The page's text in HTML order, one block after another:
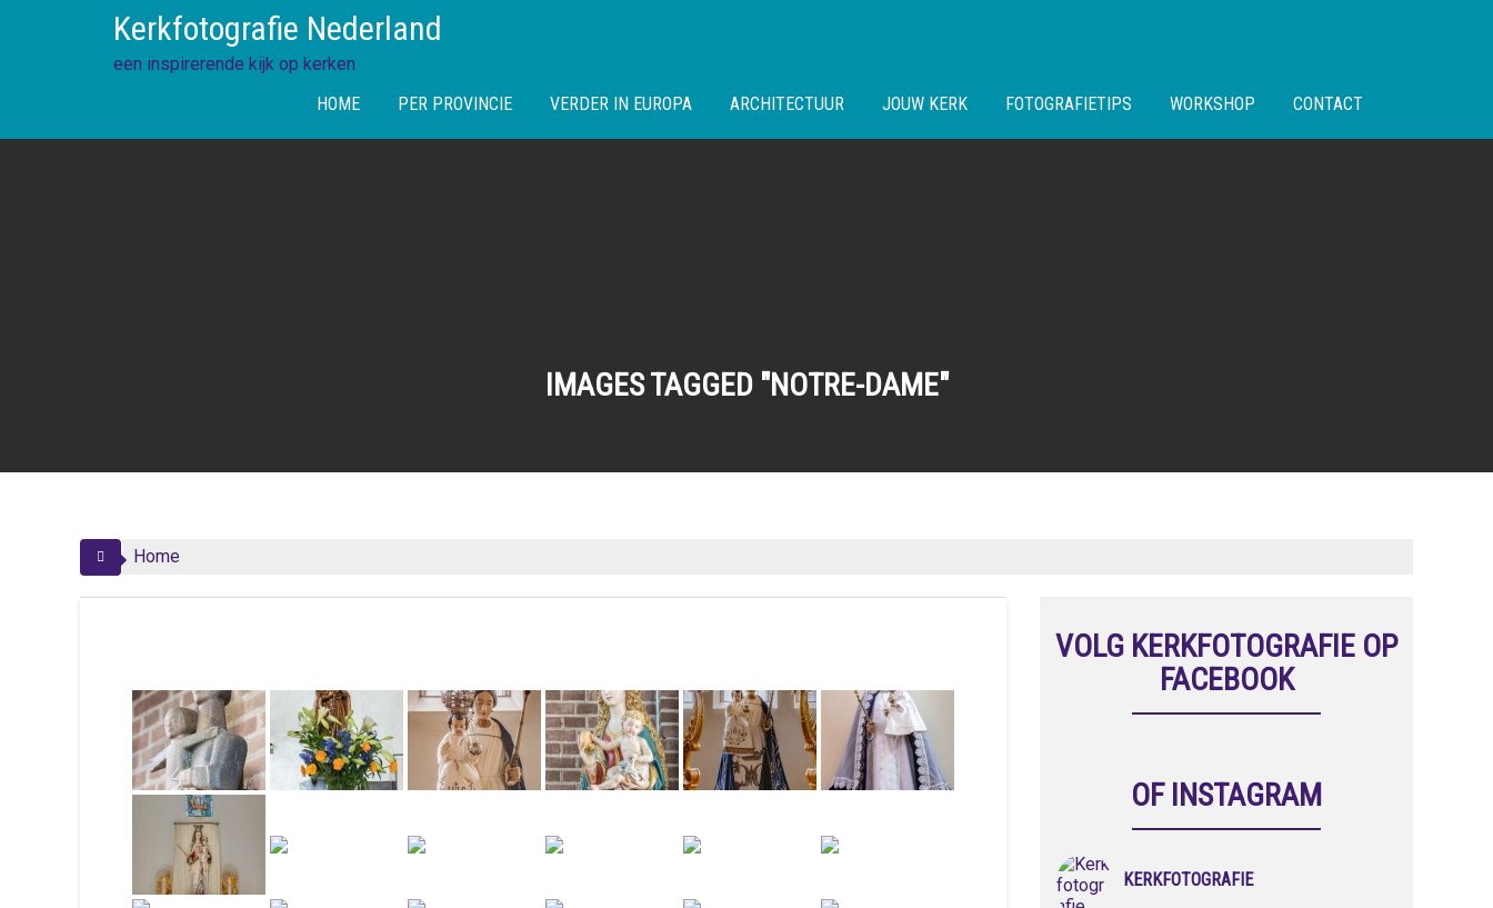
Kerkfotografie Nederland
een inspirerende kijk op kerken
HOME
PER PROVINCIE VERDER IN EUROPA ARCHITECTUUR JOUW KERK FOTOGRAFIETIPS WORKSHOP CONTACT
IMAGES TAGGED "NOTRE-DAME"
Home
VOLG KERKFOTOGRAFIE OP
FACEBOOK
OF INSTAGRAM
KERKFOTOGRAFIE